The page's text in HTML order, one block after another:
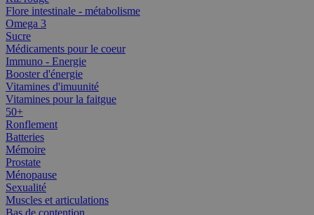
Flore intestinale - métabolisme
Omega 3
Sucre
Médicaments pour le coeur
Immuno - Energie
Booster d'énergie
Vitamines d'imuunité
Vitamines pour la faitgue
50+
Ronflement
Batteries
Mémoire
Prostate
Ménopause
Sexualité
Muscles et articulations